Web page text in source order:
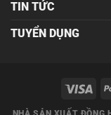
TIN TỨC
TUYỂN DỤNG